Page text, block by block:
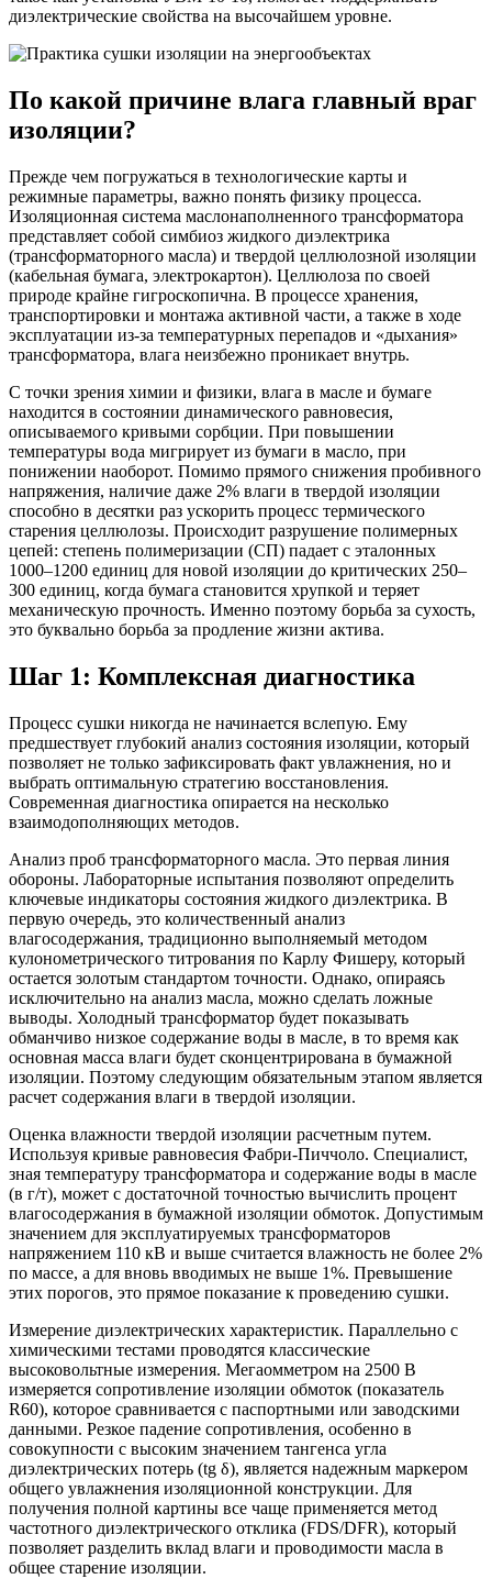
диэлектрические свойства на высочайшем уровне.
По какой причине влага главный враг
изоляции?
Прежде чем погружаться в технологические карты и
режимные параметры, важно понять физику процесса.
Изоляционная система маслонаполненного трансформатора
представляет собой симбиоз жидкого диэлектрика
(трансформаторного масла) и твердой целлюлозной изоляции
(кабельная бумага, электрокартон). Целлюлоза по своей
природе крайне гигроскопична. В процессе хранения,
транспортировки и монтажа активной части, а также в ходе
эксплуатации из-за температурных перепадов и «дыхания»
трансформатора, влага неизбежно проникает внутрь.
С точки зрения химии и физики, влага в масле и бумаге
находится в состоянии динамического равновесия,
описываемого кривыми сорбции. При повышении
температуры вода мигрирует из бумаги в масло, при
понижении наоборот. Помимо прямого снижения пробивного
напряжения, наличие даже 2% влаги в твердой изоляции
способно в десятки раз ускорить процесс термического
старения целлюлозы. Происходит разрушение полимерных
цепей: степень полимеризации (СП) падает с эталонных
1000–1200 единиц для новой изоляции до критических 250–
300 единиц, когда бумага становится хрупкой и теряет
механическую прочность. Именно поэтому борьба за сухость,
это буквально борьба за продление жизни актива.
Шаг 1: Комплексная диагностика
Процесс сушки никогда не начинается вслепую. Ему
предшествует глубокий анализ состояния изоляции, который
позволяет не только зафиксировать факт увлажнения, но и
выбрать оптимальную стратегию восстановления.
Современная диагностика опирается на несколько
взаимодополняющих методов.
Анализ проб трансформаторного масла. Это первая линия
обороны. Лабораторные испытания позволяют определить
ключевые индикаторы состояния жидкого диэлектрика. В
первую очередь, это количественный анализ
влагосодержания, традиционно выполняемый методом
кулонометрического титрования по Карлу Фишеру, который
остается золотым стандартом точности. Однако, опираясь
исключительно на анализ масла, можно сделать ложные
выводы. Холодный трансформатор будет показывать
обманчиво низкое содержание воды в масле, в то время как
основная масса влаги будет сконцентрирована в бумажной
изоляции. Поэтому следующим обязательным этапом является
расчет содержания влаги в твердой изоляции.
Оценка влажности твердой изоляции расчетным путем.
Используя кривые равновесия Фабри-Пиччоло. Специалист,
зная температуру трансформатора и содержание воды в масле
(в г/т), может с достаточной точностью вычислить процент
влагосодержания в бумажной изоляции обмоток. Допустимым
значением для эксплуатируемых трансформаторов
напряжением 110 кВ и выше считается влажность не более 2%
по массе, а для вновь вводимых не выше 1%. Превышение
этих порогов, это прямое показание к проведению сушки.
Измерение диэлектрических характеристик. Параллельно с
химическими тестами проводятся классические
высоковольтные измерения. Мегаомметром на 2500 В
измеряется сопротивление изоляции обмоток (показатель
R60), которое сравнивается с паспортными или заводскими
данными. Резкое падение сопротивления, особенно в
совокупности с высоким значением тангенса угла
диэлектрических потерь (tg δ), является надежным маркером
общего увлажнения изоляционной конструкции. Для
получения полной картины все чаще применяется метод
частотного диэлектрического отклика (FDS/DFR), который
позволяет разделить вклад влаги и проводимости масла в
общее старение изоляции.